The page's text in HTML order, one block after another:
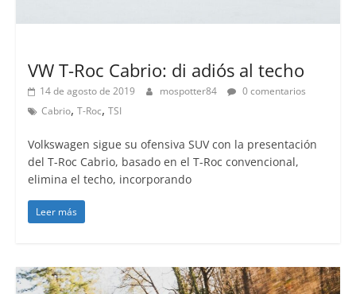
VW T-Roc Cabrio: di adiós al techo
14 de agosto de 2019 mospotter84
0 comentarios
Cabrio, T-Roc, TSI
Volkswagen sigue su ofensiva SUV con la presentación
del T-Roc Cabrio, basado en el T-Roc convencional,
elimina el techo, incorporando
Leer más